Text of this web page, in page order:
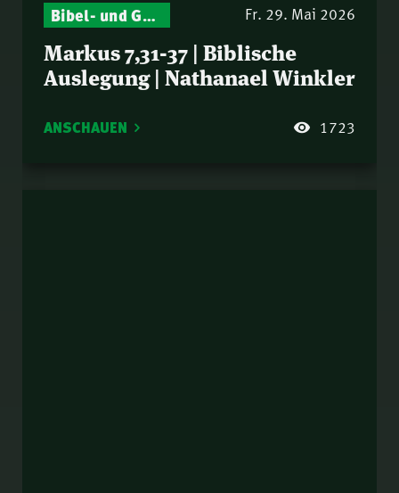
Bibel- und Gebetsstunde – Jeden Donnerstag neu: Vers-für-Vers-Auslegungen Fr. 29. Mai 2026
Markus 7,31-37 | Biblische
Auslegung | Nathanael Winkler
ANSCHAUEN 1723